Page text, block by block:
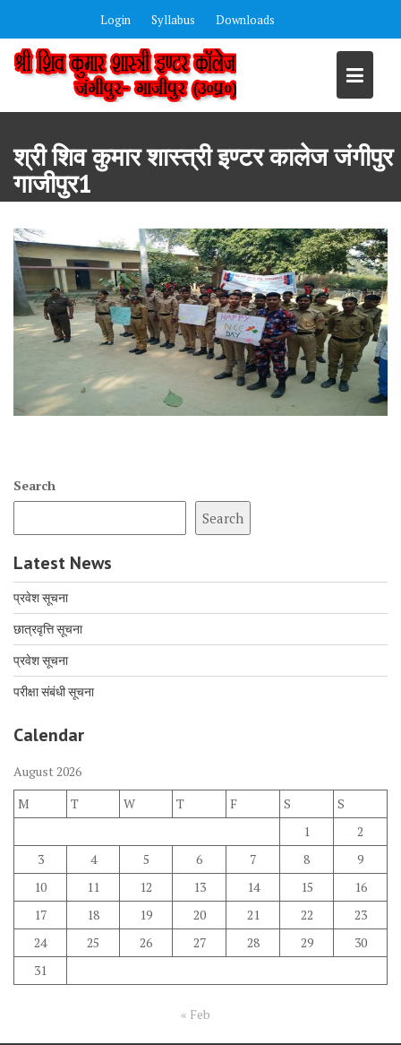
content
Login Syllabus Downloads
श्री शिव कुमार शास्त्री इण्टर कालेज जंगीपुर
गाजीपुर1
Search
Search
Latest News
प्रवेश सूचना
छात्रवृत्ति सूचना
प्रवेश सूचना
परीक्षा संबंधी सूचना
Calendar
August 2026
M
T W T F S
S
1
2
3
4 5 6 7 8
9
10
11 12 13 14 15
16
17
18 19 20 21 22
23
24
25 26 27 28 29
30
31
« Feb